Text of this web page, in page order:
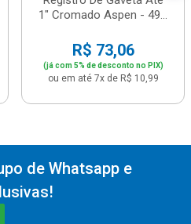
1" Cromado Aspen - 49...
R$ 73,06
(já com 5% de desconto no PIX)
ou em até 7x de R$ 10,99
de Whatsapp e